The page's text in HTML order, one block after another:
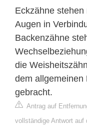
Eckzähne
Augen in
Backenzähne
die
dem allgemeinen
gebracht.
Antrag auf
vollständige Antwort auf